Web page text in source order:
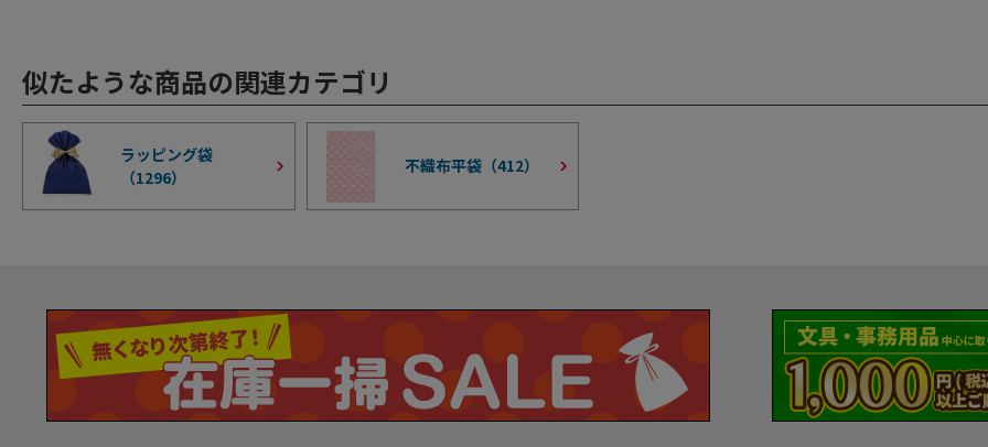
似たような商品の関連カテゴリ
ラッピング袋
（1296）
不織布平袋（412）